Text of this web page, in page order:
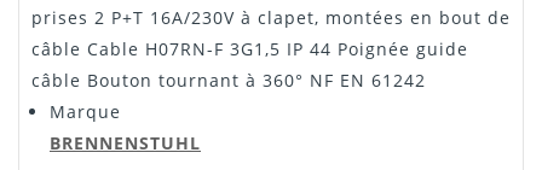
prises 2 P+T 16A/230V à clapet, montées en bout de
câble Cable H07RN-F 3G1,5 IP 44 Poignée guide
câble Bouton tournant à 360° NF EN 61242
Marque
BRENNENSTUHL